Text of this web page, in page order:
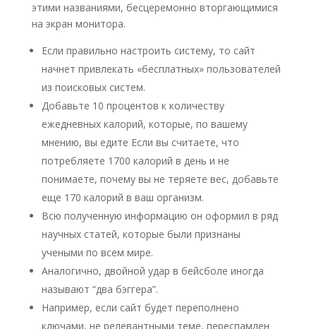
этими названиями, бесцеремонно вторгающимися
на экран монитора.
Если правильно настроить систему, то сайт
начнет привлекать «бесплатных» пользователей
из поисковых систем.
Добавьте 10 процентов к количеству
ежедневных калорий, которые, по вашему
мнению, вы едите Если вы считаете, что
потребляете 1700 калорий в день и не
понимаете, почему вы не теряете вес, добавьте
еще 170 калорий в ваш организм.
Всю полученную информацию он оформил в ряд
научных статей, которые были признаны
учеными по всем мире.
Аналогично, двойной удар в бейсболе иногда
называют “два бэггера”.
Например, если сайт будет переполнено
ключами, не релевантными теме, переспамлен